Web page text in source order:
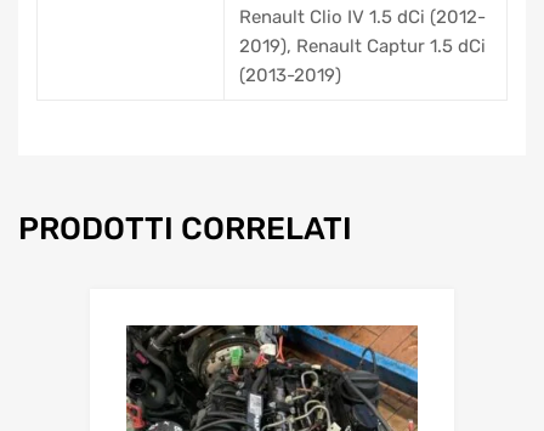
Renault Clio IV 1.5 dCi (2012-
2019), Renault Captur 1.5 dCi
(2013-2019)
PRODOTTI CORRELATI